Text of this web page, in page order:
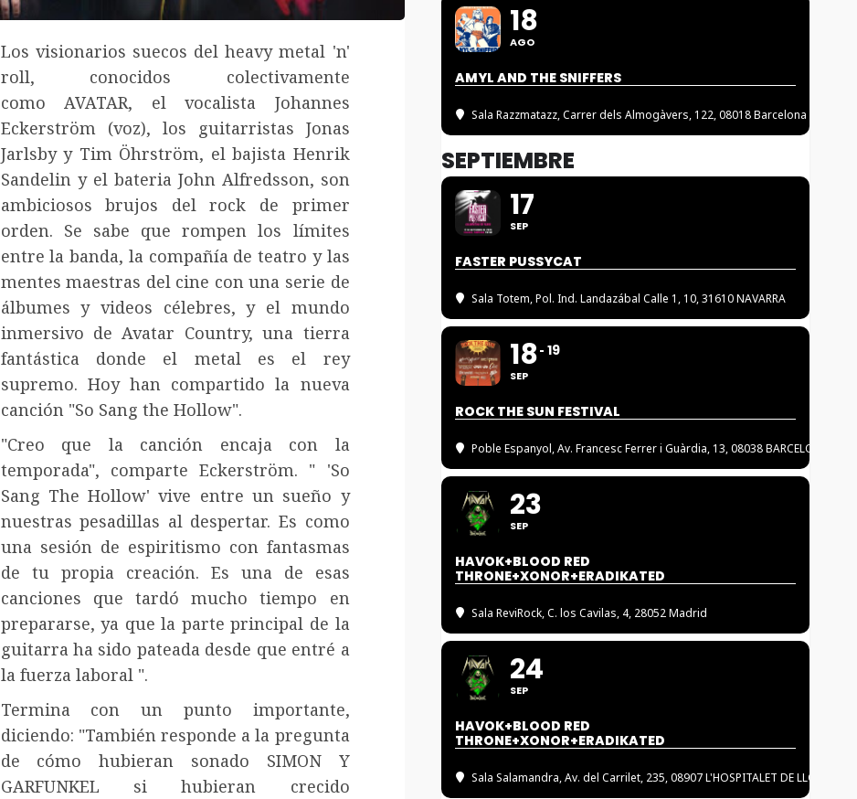
Los visionarios suecos del heavy metal 'n'
roll, conocidos colectivamente
como AVATAR, el vocalista Johannes
Eckerström (voz), los guitarristas Jonas
Jarlsby y Tim Öhrström, el bajista Henrik
Sandelin y el bateria John Alfredsson, son
ambiciosos brujos del rock de primer
orden. Se sabe que rompen los límites
entre la banda, la compañía de teatro y las
mentes maestras del cine con una serie de
álbumes y videos célebres, y el mundo
inmersivo de Avatar Country, una tierra
fantástica donde el metal es el rey
supremo. Hoy han compartido la nueva
canción "So Sang the Hollow".
"Creo que la canción encaja con la
temporada", comparte Eckerström. " 'So
Sang The Hollow' vive entre un sueño y
nuestras pesadillas al despertar. Es como
una sesión de espiritismo con fantasmas
de tu propia creación. Es una de esas
canciones que tardó mucho tiempo en
prepararse, ya que la parte principal de la
guitarra ha sido pateada desde que entré a
la fuerza laboral ".
Termina con un punto importante,
diciendo: "También responde a la pregunta
de cómo hubieran sonado SIMON Y
GARFUNKEL si hubieran crecido
18
AGO
AMYL AND THE SNIFFERS
Sala Razzmatazz, Carrer dels Almogàvers, 122, 08018 Barcelona
SEPTIEMBRE
17
SEP
FASTER PUSSYCAT
Sala Totem, Pol. Ind. Landazábal Calle 1, 10, 31610 NAVARRA
18
SEP
19
ROCK THE SUN FESTIVAL
Poble Espanyol, Av. Francesc Ferrer i Guàrdia, 13, 08038 BARCELONA
23
SEP
HAVOK+BLOOD RED
THRONE+XONOR+ERADIKATED
Sala ReviRock, C. los Cavilas, 4, 28052 Madrid
24
SEP
HAVOK+BLOOD RED
THRONE+XONOR+ERADIKATED
Sala Salamandra, Av. del Carrilet, 235, 08907 L'HOSPITALET DE LLOBREGAT